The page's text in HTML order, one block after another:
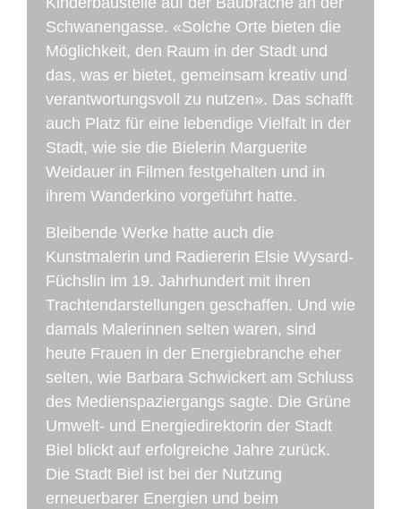
Schwanengasse. «Solche Orte bieten die
Möglichkeit, den Raum in der Stadt und
das, was er bietet, gemeinsam kreativ und
verantwortungsvoll zu nutzen». Das schafft
auch Platz für eine lebendige Vielfalt in der
Stadt, wie sie die Bielerin Marguerite
Weidauer in Filmen festgehalten und in
ihrem Wanderkino vorgeführt hatte.
Bleibende Werke hatte auch die
Kunstmalerin und Radiererin Elsie Wysard-
Füchslin im 19. Jahrhundert mit ihren
Trachtendarstellungen geschaffen. Und wie
damals Malerinnen selten waren, sind
heute Frauen in der Energiebranche eher
selten, wie Barbara Schwickert am Schluss
des Medienspaziergangs sagte. Die Grüne
Umwelt- und Energiedirektorin der Stadt
Biel blickt auf erfolgreiche Jahre zurück.
Die Stadt Biel ist bei der Nutzung
erneuerbarer Energien und beim